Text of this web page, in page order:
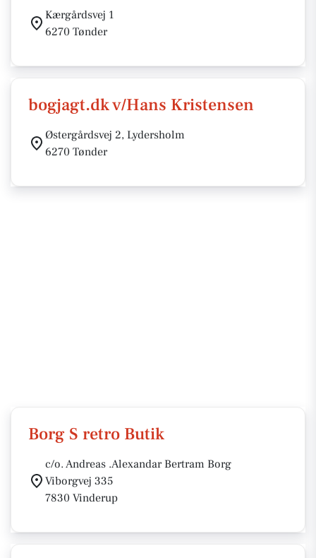
Kærgårdsvej 1
6270 Tønder
bogjagt.dk v/Hans Kristensen
Østergårdsvej 2, Lydersholm
6270 Tønder
Borg S retro Butik
c/o. Andreas .Alexandar Bertram Borg
Viborgvej 335
7830 Vinderup